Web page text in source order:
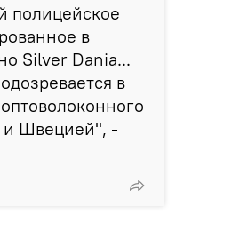
полицейское
в
Silver Dania...
в
и Швецией", -